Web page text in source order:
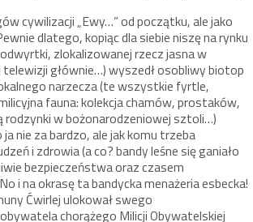
cywilizacji „Ewy…” od początku, ale jako
dlatego, kopiąc dla siebie niszę na rynku
zlokalizowanej rzecz jasna w
telewizji głównie…) wyszedł osobliwy biotop
narzecza (te wszystkie fyrtle,
fauna: kolekcja chamów, prostaków,
rodzynki w bożonarodzeniowej sztoli…)
nie za bardzo, ale jak komu trzeba
i zdrowia (a co? bandy leśne się ganiało
bezpieczeństwa oraz czasem
i na okrasę ta bandycka menażeria esbecka!
Ćwirlej ulokował swego
chorążego Milicji Obywatelskiej